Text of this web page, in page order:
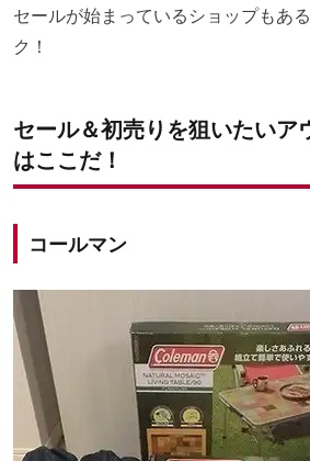
セールが始まっているショップもあ
ク！
セール＆初売りを狙いたいア
はここだ！
コールマン